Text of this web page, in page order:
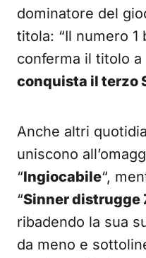
dominatore del
titola: “Il numero 1
conferma il titolo
conquista il terzo
Anche altri
uniscono
“Ingiocabile“,
“Sinner distrugge
ribadendo la sua
da meno e